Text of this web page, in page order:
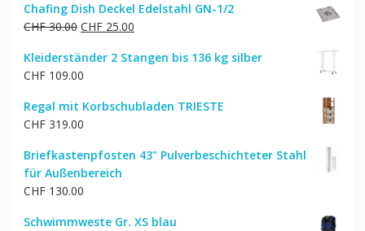
Chafing Dish Deckel Edelstahl GN-1/2
CHF30.00 Ursprünglicher
war:
CHF 30.00
CHF25.00Aktueller
ist:
Kleiderständer 2 Stangen bis 136 kg silber
CHF109.00
Regal mit Korbschubladen TRIESTE
CHF319.00
Briefkastenpfosten 43" Pulverbeschichteter Stahl
für Außenbereich
CHF130.00
Schwimmweste Gr. XS blau